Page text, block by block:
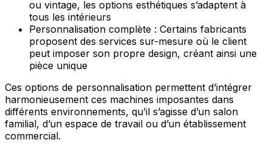
ou vintage, les options esthétiques s’adaptent à
tous les intérieurs
Personnalisation complète : Certains fabricants
proposent des services sur-mesure où le client
peut imposer son propre design, créant ainsi une
pièce unique
Ces options de personnalisation permettent d’intégrer
harmonieusement ces machines imposantes dans
différents environnements, qu’il s’agisse d’un salon
familial, d’un espace de travail ou d’un établissement
commercial.